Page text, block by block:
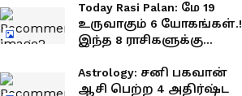
இனி பிளாஸ்ட்டு
பிளாஸ்ட்டு தான்.!
Today Rasi Palan: மே 19
உருவாகும் 6 யோகங்கள்.!
இந்த 8 ராசிகளுக்கு
ராசிகளுக்குமான
துல்லியமான பலன்கள்.!
Astrology: சனி பகவான்
ஆசி பெற்ற 4 அதிர்ஷ்ட